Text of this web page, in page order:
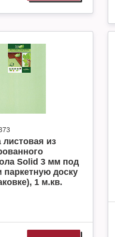
из
Solid 3 мм под
паркетную доску
1 м.кв.